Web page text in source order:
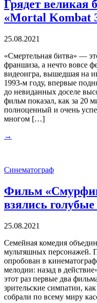
Грядет великая
«Mortal Kombat
25.08.2021
«Смертельная битва» —
франшиза, а нечто вовсе
видеоигра, вышедшая на
1993-м году, впервые
до невиданных доселе
фильм показал, как за 20
полноценный и очень
многом […]
→
Синематограф
Фильм
взялись
25.08.2021
Семейная комедия
мультяшных персонажей.
опробован в
мелодии: назад в
этот раз первые два
зрительские симпатии,
собрали по всему миру